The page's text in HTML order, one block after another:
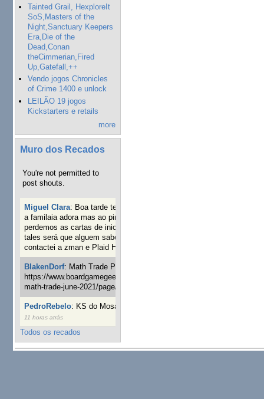
Tainted Grail, HexploreIt
SoS,Masters of the
Night,Sanctuary Keepers
Era,Die of the
Dead,Conan
theCimmerian,Fired
Up,Gatefall,++
Vendo jogos Chronicles
of Crime 1400 e unlock
LEILÃO 19 jogos
Kickstarters e retails
more
Muro dos Recados
You're not permitted to
post shouts.
Miguel Clara: Boa tarde tenho jogo Mice and mistics que
a familaia adora mas ao pintarmos as miniaturas
perdemos as cartas de iniciaticva da expanção downood
tales será que alguem sabe onde adquirir as cartas já
contactei a zman e Plaid Hat e nada
BlakenDorf: Math Trade Portuguesa a decorrer. Aqui:
https://www.boardgamegeek.com/geeklist/286035/portugal-
math-trade-june-2021/page/1
PedroRebelo: KS do Mosaic em 10 minutos :)
11 horas atrás
Todos os recados